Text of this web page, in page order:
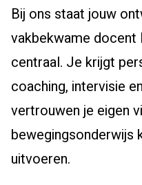
Bij ons staat jouw
vakbekwame docent
centraal. Je krijgt
coaching, intervisie
vertrouwen je eigen
bewegingsonderwijs
uitvoeren.